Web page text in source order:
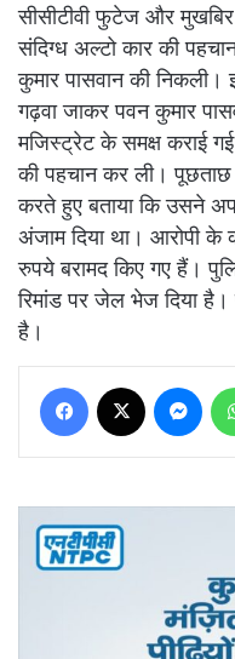
सीसीटीवी फुटेज और
संदिग्ध अल्टो कार की
कुमार पासवान की
गढ़वा जाकर पवन कुमार
मजिस्ट्रेट के समक्ष कराई
की पहचान कर ली।
करते हुए बताया कि उसने
अंजाम दिया था। आरोपी
रुपये बरामद किए गए हैं।
रिमांड पर जेल भेज दिया है।
है।
Facebook